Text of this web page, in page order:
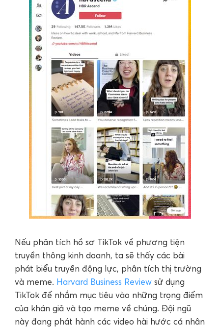
Nếu phân tích hồ sơ TikTok về phương tiện
truyền thông kinh doanh, ta sẽ thấy các bài
phát biểu truyền động lực, phân tích thị trường
và meme. Harvard Business Review sử dụng
TikTok để nhắm mục tiêu vào những trọng điểm
của khán giả và tạo meme về chúng. Đội ngũ
này đang phát hành các video hài hước cá nhân